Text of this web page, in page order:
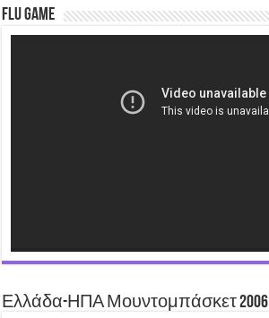
Flu Game
Ελλάδα-ΗΠΑ Μουντομπάσκετ 2006